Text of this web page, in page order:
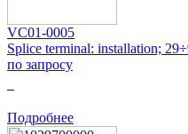
VC01-0005
Splice terminal: installation;
по запросу
Подробнее